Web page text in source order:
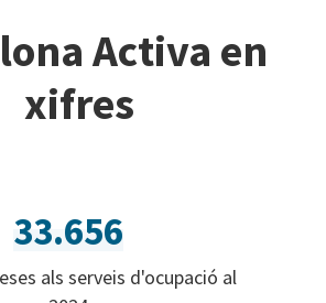
Activa en
xifres
33.656
als serveis d'ocupació al